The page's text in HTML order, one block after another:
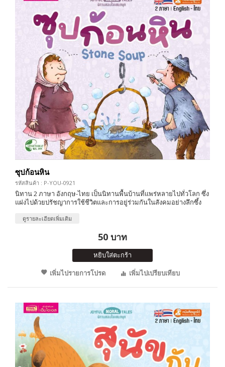
ซุปก้อนหิน
รหัสสินค้า : P-YOU-0921
นิทาน 2 ภาษา อังกฤษ-ไทย เป็นนิทานพื้นบ้านที่แพร่หลายไปทั่วโลก ซึ่ง
แฝงไปด้วยปรัชญาการใช้ชีวิตและการอยู่ร่วมกันในสังคมอย่างลึกซึ้ง
ดูรายละเอียดเพิ่มเติม
50 บาท
หยิบใส่ตะกร้า
เพิ่มไปรายการโปรด
เพิ่มไปเปรียบเทียบ